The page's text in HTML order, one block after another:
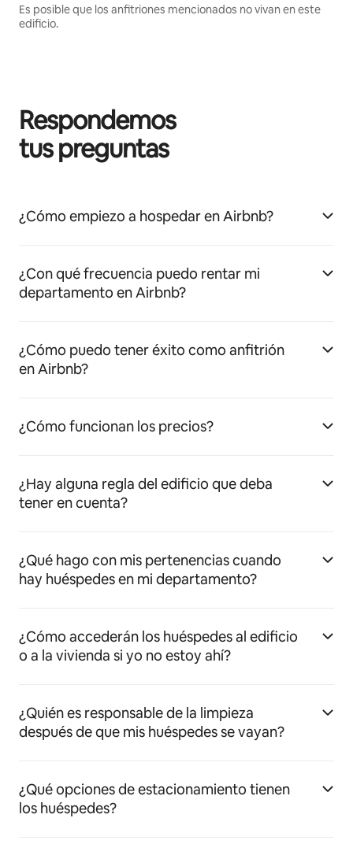
Es posible que los anfitriones mencionados no vivan en este
edificio.
Respondemos
tus preguntas
¿Cómo empiezo a hospedar en Airbnb?
¿Con qué frecuencia puedo rentar mi
departamento en Airbnb?
¿Cómo puedo tener éxito como anfitrión
en Airbnb?
¿Cómo funcionan los precios?
¿Hay alguna regla del edificio que deba
tener en cuenta?
¿Qué hago con mis pertenencias cuando
hay huéspedes en mi departamento?
¿Cómo accederán los huéspedes al edificio
o a la vivienda si yo no estoy ahí?
¿Quién es responsable de la limpieza
después de que mis huéspedes se vayan?
¿Qué opciones de estacionamiento tienen
los huéspedes?